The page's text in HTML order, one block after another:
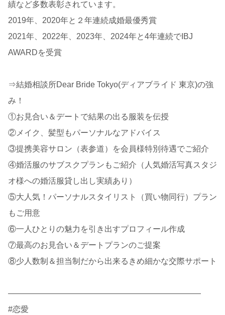
績など多数表彰されています。
2019年、2020年と２年連続成婚最優秀賞
2021年、2022年、2023年、2024年と4年連続でIBJ
AWARDを受賞
⇒結婚相談所Dear Bride Tokyo(ディアブライド 東京)の強
み！
①お見合い＆デートで結果の出る服装を伝授
②メイク、髪型もパーソナルなアドバイス
③提携美容サロン（表参道）を会員様特別待遇でご紹介
④婚活服のサブスクプランもご紹介（人気婚活写真スタジ
オ様への婚活服貸し出し実績あり）
⑤大人気！パーソナルスタイリスト（買い物同行）プラン
もご用意
⑥一人ひとりの魅力を引き出すプロフィール作成
⑦最高のお見合い＆デートプランのご提案
⑧少人数制＆担当制だから出来るきめ細かな交際サポート
————————————————————————
#恋愛